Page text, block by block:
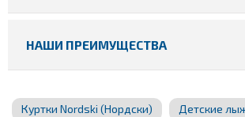
НАШИ ПРЕИМУЩЕСТВА
Куртки Nordski (Нордски) Детские